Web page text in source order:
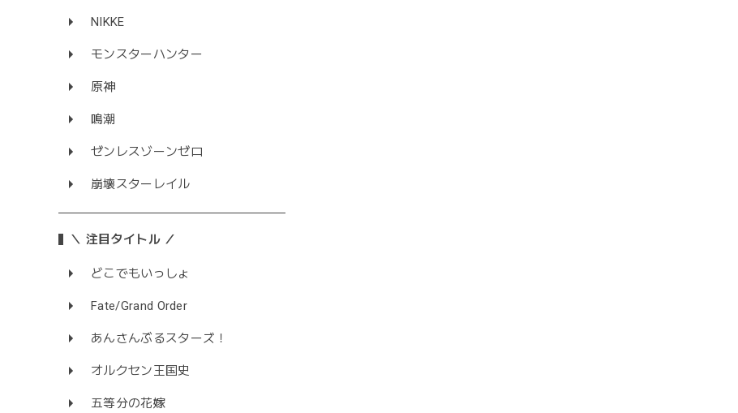
NIKKE
モンスターハンター
原神
鳴潮
ゼンレスゾーンゼロ
崩壊スターレイル
＼ 注目タイトル ／
どこでもいっしょ
Fate/Grand Order
あんさんぶるスターズ！
オルクセン王国史
五等分の花嫁